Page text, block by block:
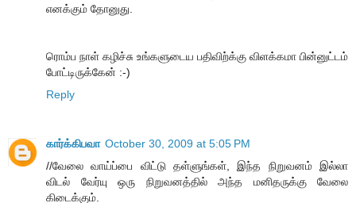
எனக்கும் தோனுது.
ரொம்ப நாள் கழிச்சு உங்களுடைய பதிவிற்க்கு விளக்கமா பின்னுட்டம்
போட்டிருக்கேன் :-)
Reply
கார்க்கிபவா October 30, 2009 at 5:05 PM
//வேலை வாய்ப்பை விட்டு தள்ளுங்கள், இந்த நிறுவனம் இல்லா
விடல் வேர்யு ஒரு நிறுவனத்தில் அந்த மனிதருக்கு வேலை
கிடைக்கும்.